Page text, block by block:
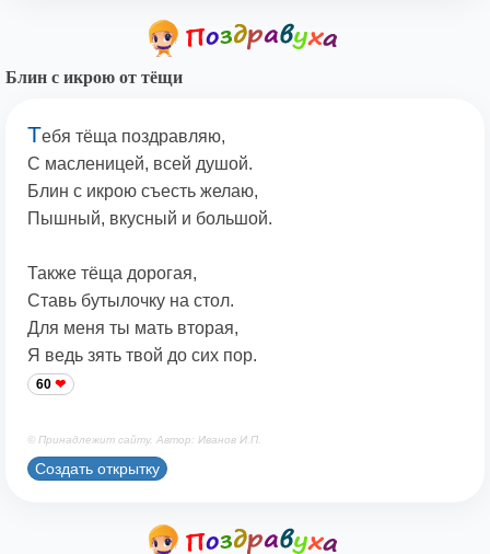
Блин с икрою от тёщи
Тебя тёща поздравляю,
С масленицей, всей душой.
Блин с икрою съесть желаю,
Пышный, вкусный и большой.
Также тёща дорогая,
Ставь бутылочку на стол.
Для меня ты мать вторая,
Я ведь зять твой до сих пор.
60
© Принадлежит сайту. Автор: Иванов И.П.
Создать открытку